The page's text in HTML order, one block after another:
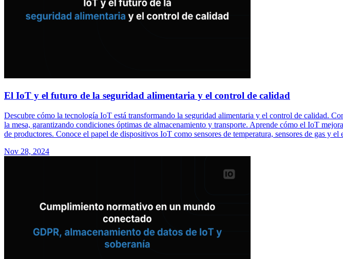
El IoT y el futuro de la seguridad alimentaria y el control de calidad
Descubre cómo la tecnología IoT está transformando la seguridad alimentaria y el control de calidad.
la mesa, garantizando condiciones óptimas de almacenamiento y transporte. Aprende cómo el IoT
de productores. Conoce el papel de dispositivos IoT como sensores de temperatura, sensores de gas y
Nov 28, 2024